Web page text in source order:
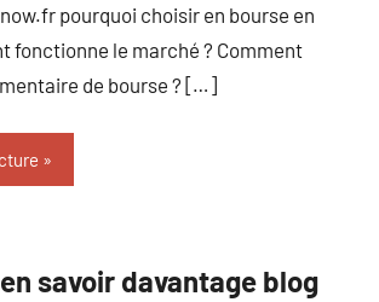
pourquoi choisir en bourse en
fonctionne le marché ? Comment
de bourse ? […]
savoir davantage blog